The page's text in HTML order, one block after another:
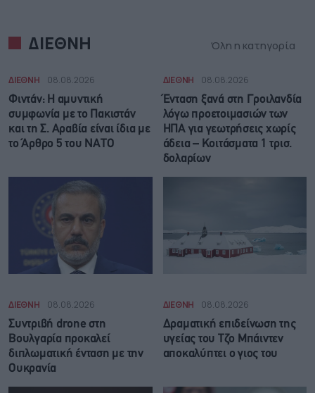
ΔΙΕΘΝΗ Όλη η κατηγορία
ΔΙΕΘΝΗ 08.08.2026
Φιντάν: Η αμυντική
συμφωνία με το Πακιστάν
και τη Σ. Αραβία είναι ίδια με
τo Άρθρο 5 του ΝΑΤΟ
ΔΙΕΘΝΗ 08.08.2026
Ένταση ξανά στη Γροιλανδία
λόγω προετοιμασιών των
ΗΠΑ για γεωτρήσεις χωρίς
άδεια – Κοιτάσματα 1 τρισ.
δολαρίων
ΔΙΕΘΝΗ 08.08.2026
Συντριβή drone στη
Βουλγαρία προκαλεί
διπλωματική ένταση με την
Ουκρανία
ΔΙΕΘΝΗ 08.08.2026
Δραματική επιδείνωση της
υγείας του Τζο Μπάιντεν
αποκαλύπτει ο γιος του